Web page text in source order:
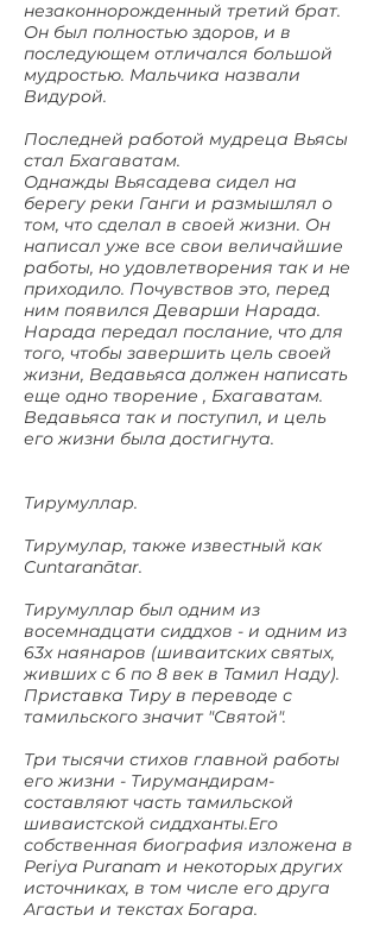
незаконнорожденный третий брат.
Он был полностью здоров, и в
последующем отличался большой
мудростью. Мальчика назвали
Видурой.
Последней работой мудреца Вьясы
стал Бхагаватам.
Однажды Вьясадева сидел на
берегу реки Ганги и размышлял о
том, что сделал в своей жизни. Он
написал уже все свои величайшие
работы, но удовлетворения так и не
приходило. Почувствов это, перед
ним появился Деварши Нарада.
Нарада передал послание, что для
того, чтобы завершить цель своей
жизни, Ведавьяса должен написать
еще одно творение , Бхагаватам.
Ведавьяса так и поступил, и цель
его жизни была достигнута.
Тирумуллар.
Тирумулар, также известный как
Cuntaranātar.
Тирумуллар был одним из
восемнадцати сиддхов - и одним из
63х наянаров (шиваитских святых,
живших с 6 по 8 век в Тамил Наду).
Приставка Тиру в переводе с
тамильского значит "Святой".
Три тысячи стихов главной работы
его жизни - Тирумандирам-
составляют часть тамильской
шиваистской сиддханты.Его
собственная биография изложена в
Periya Puranam и некоторых других
источниках, в том числе его друга
Агастьи и текстах Богара.